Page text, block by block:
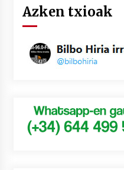
Azken txioak